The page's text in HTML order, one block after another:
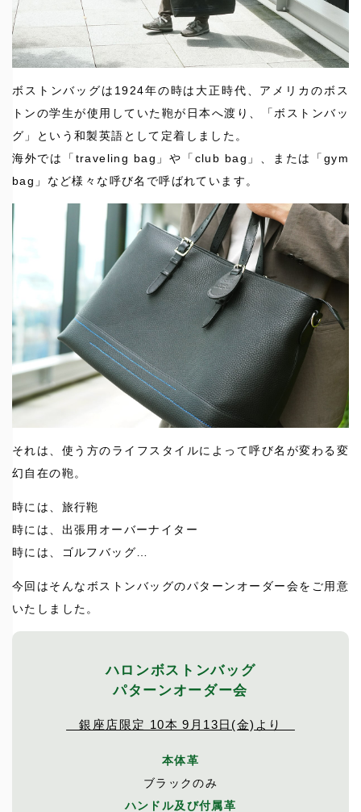
ボストンバッグは1924年の時は大正時代、アメリカのボス
トンの学生が使用していた鞄が日本へ渡り、「ボストンバッ
グ」という和製英語として定着しました。
海外では「traveling bag」や「club bag」、または「gym
bag」など様々な呼び名で呼ばれています。
それは、使う方のライフスタイルによって呼び名が変わる変
幻自在の鞄。
時には、旅行鞄
時には、出張用オーバーナイター
時には、ゴルフバッグ…
今回はそんなボストンバッグのパターンオーダー会をご用意
いたしました。
ハロンボストンバッグ
パターンオーダー会
銀座店限定 10本 9月13日(金)より
本体革
ブラックのみ
ハンドル及び付属革